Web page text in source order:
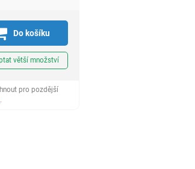
Do košíku
větší množství
pro pozdější